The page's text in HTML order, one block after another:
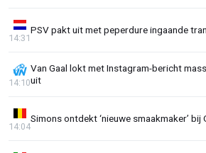
PSV pakt uit met peperdure ingaande
14:31
Van Gaal lokt met Instagram-bericht
uit
14:10
Simons ontdekt ‘nieuwe smaakmaker’ bij
14:04